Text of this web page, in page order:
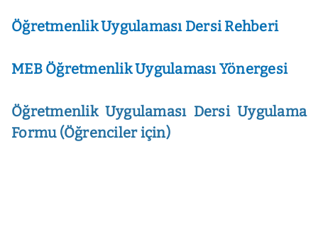
Öğretmenlik Uygulaması Dersi Rehberi
MEB Öğretmenlik Uygulaması Yönergesi
Öğretmenlik Uygulaması Dersi Uygulama
Formu (Öğrenciler için)